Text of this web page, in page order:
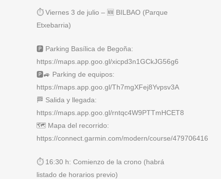
⏱️ Viernes 3 de julio – 🆕 BILBAO (Parque
Etxebarria)
🅿️ Parking Basílica de Begoña:
https://maps.app.goo.gl/xicpd3n1GCkJG56g6
🅿️🚙 Parking de equipos:
https://maps.app.goo.gl/Th7mgXFej8Yvpsv3A
🏁 Salida y llegada:
https://maps.app.goo.gl/rntqc4W9PTTmHCET8
🗺️ Mapa del recorrido:
https://connect.garmin.com/modern/course/479706416
⏱️ 16:30 h: Comienzo de la crono (habrá
listado de horarios previo)